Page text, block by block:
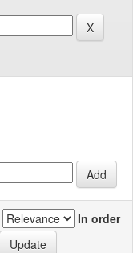
In order